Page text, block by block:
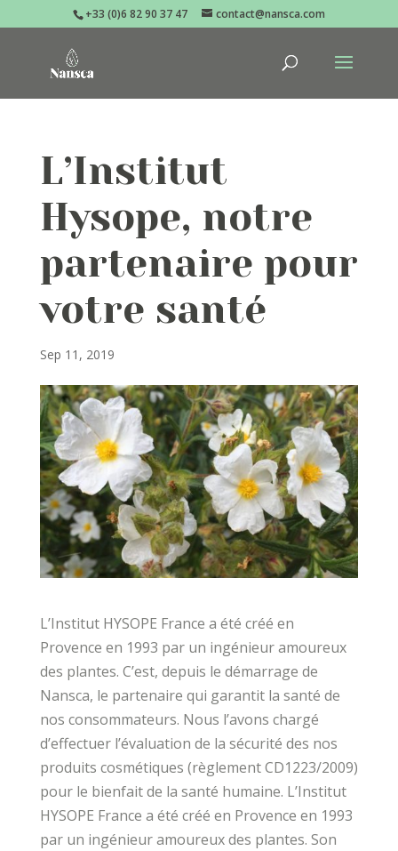
+33 (0)6 82 90 37 47 contact@nansca.com
L’Institut
Hysope, notre
partenaire pour
votre santé
Sep 11, 2019
L’Institut HYSOPE France a été créé en
Provence en 1993 par un ingénieur amoureux
des plantes. C’est, depuis le démarrage de
Nansca, le partenaire qui garantit la santé de
nos consommateurs. Nous l’avons chargé
d’effectuer l’évaluation de la sécurité des nos
produits cosmétiques (règlement CD1223/2009)
pour le bienfait de la santé humaine. L’Institut
HYSOPE France a été créé en Provence en 1993
par un ingénieur amoureux des plantes. Son